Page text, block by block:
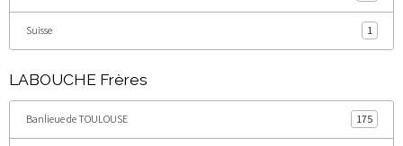
Suisse 1
LABOUCHE Frères
Banlieue de TOULOUSE 175